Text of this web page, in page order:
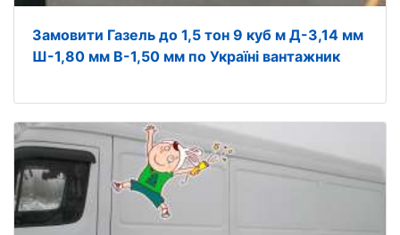
Замовити Газель до 1,5 тон 9 куб м Д-3,14 мм
Ш-1,80 мм В-1,50 мм по Україні вантажник